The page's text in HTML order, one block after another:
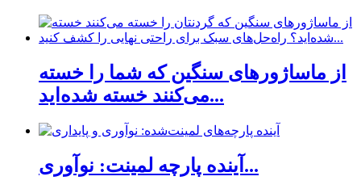
از ماساژورهای سنگین که شما را خسته
می‌کنند خسته شده‌اید...
آینده پارچه لمینت: نوآوری...